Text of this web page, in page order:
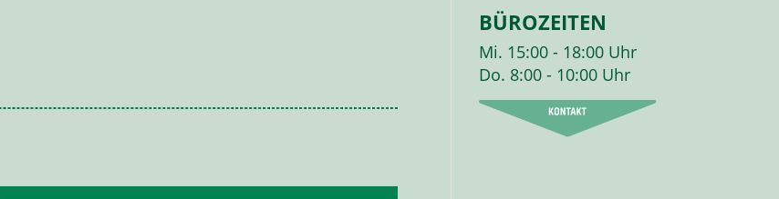
BÜROZEITEN
Mi. 15:00 - 18:00 Uhr
Do. 8:00 - 10:00 Uhr